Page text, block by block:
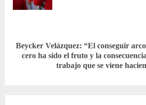
Next
Beycker Velázquez: “El conseguir
cero ha sido el fruto y la
trabajo que se viene